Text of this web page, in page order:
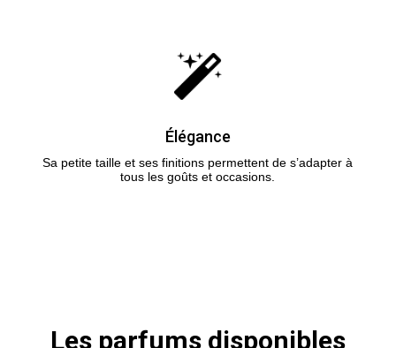
Élégance
Sa petite taille et ses finitions permettentde s’adapter à
tous les goûts et occasions.
Les parfums disponibles